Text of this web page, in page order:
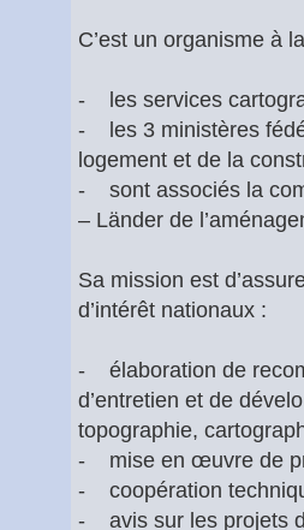
C’est un organisme à
- les services
- les 3 ministères
logement et de la
- sont associés la
– Länder de
Sa mission est
d’intérêt nationaux :
- élaboration de
d’entretien et de
topographie,
- mise en œuvre de
- coopération
- avis sur les projets